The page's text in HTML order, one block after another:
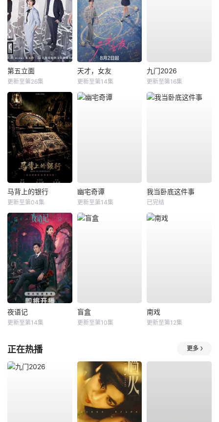
第五立面
更新至第26集
天才，女友
更新至第14集
九门2026
更新至第16集
马背上的银行
更新至第04集
幽宅奇谭
更新至第14集
我当卧底这件事
已完结
夜语记
更新至第14集
盲盒
更新至第10集
南戏
更新至第12集
正在热播 更多